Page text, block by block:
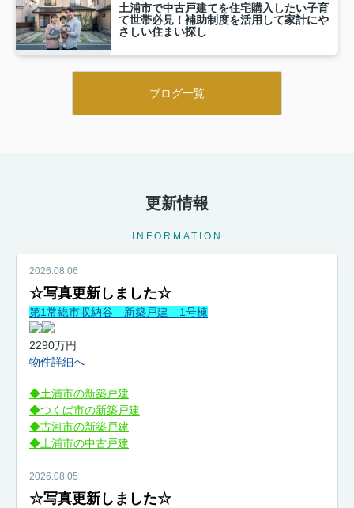
土浦市で中古戸建てを住宅購入したい子育
て世帯必見！補助制度を活用して家計にや
さしい住まい探し
ブログ一覧
更新情報
INFORMATION
2026.08.06
☆写真更新しました☆
第1常総市収納谷 新築戸建 1号棟
2290万円
物件詳細へ
◆土浦市の新築戸建
◆つくば市の新築戸建
◆古河市の新築戸建
◆土浦市の中古戸建
2026.08.05
☆写真更新しました☆